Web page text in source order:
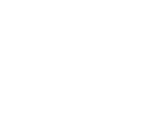
kauni
külg